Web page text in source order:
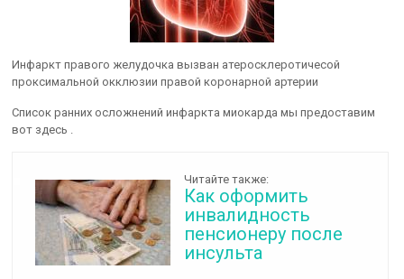
Инфаркт правого желудочка вызван атеросклеротичесой
проксимальной окклюзии правой коронарной артерии
Список ранних осложнений инфаркта миокарда мы предоставим
вот здесь .
Читайте также:
Как оформить
инвалидность
пенсионеру после
инсульта